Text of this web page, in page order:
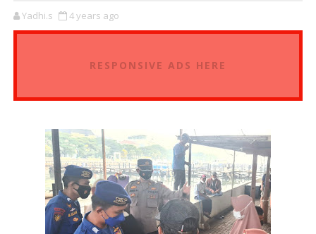
Yadhi.s 4 years ago
RESPONSIVE ADS HERE